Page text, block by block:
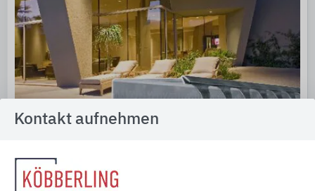
Kontakt aufnehmen